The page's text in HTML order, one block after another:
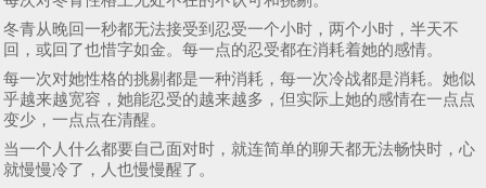
冬青从晚回一秒都无法接受到忍受一个小时，两个小时，半天不
回，或回了也惜字如金。每一点的忍受都在消耗着她的感情。
每一次对她性格的挑剔都是一种消耗，每一次冷战都是消耗。她似
乎越来越宽容，她能忍受的越来越多，但实际上她的感情在一点点
变少，一点点在清醒。
当一个人什么都要自己面对时，就连简单的聊天都无法畅快时，心
就慢慢冷了，人也慢慢醒了。